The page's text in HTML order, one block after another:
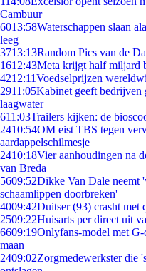
Cambuur
6013:58Waterschappen slaan
leeg
3713:13Random Pics van de
1612:43Meta krijgt half miljard
4212:11Voedselprijzen
2911:05Kabinet geeft bedrijven
laagwater
611:03Trailers kijken: de
2410:54OM eist TBS tegen
aardappelschilmesje
2410:18Vier aanhoudingen na
van Breda
5609:52Dikke Van Dale neemt
schaamlippen doorbreken'
4009:42Duitser (93) crasht met
2509:22Huisarts per direct uit
6609:19Onlyfans-model met
maan
2409:02Zorgmedewerkster die